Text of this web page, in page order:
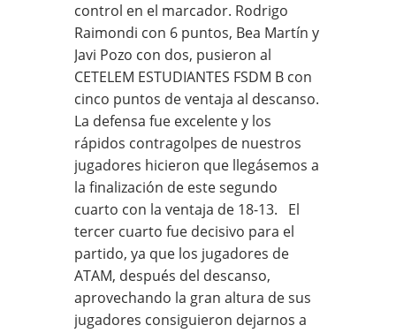
control en el marcador. Rodrigo
Raimondi con 6 puntos, Bea Martín y
Javi Pozo con dos, pusieron al
CETELEM ESTUDIANTES FSDM B con
cinco puntos de ventaja al descanso.
La defensa fue excelente y los
rápidos contragolpes de nuestros
jugadores hicieron que llegásemos a
la finalización de este segundo
cuarto con la ventaja de 18-13. El
tercer cuarto fue decisivo para el
partido, ya que los jugadores de
ATAM, después del descanso,
aprovechando la gran altura de sus
jugadores consiguieron dejarnos a